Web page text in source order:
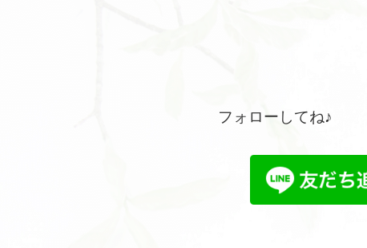
フォローしてね♪